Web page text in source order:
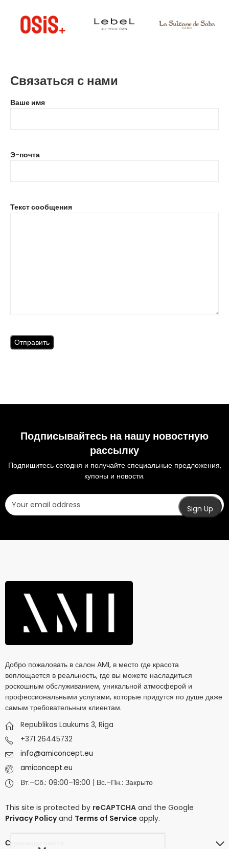
Связаться с нами
Ваше имя
Э-почта
Текст сообщения
Подписывайтесь на нашу новостную
рассылку
Подпишитесь сегодня и получайте специальные предложения,
купоны и новости.
Добро пожаловать в салон AMI, в место где красота
воплощается в реальность, где вы можете насладиться
роскошным обслуживанием, уникальной атмосферой и
профессиональными услугами, которые придутся по душе даже
самым требовательным клиентам.
Republikas Laukums 3, Riga
+371 26445732
info@amiconcept.eu
amiconcept.eu
Вт.–Сб.: 09:00–19:00 | Вс.–Пн.: Закрыто
This site is protected by reCAPTCHA and the Google
Privacy Policyand Terms of Service apply.
Страницы сайта